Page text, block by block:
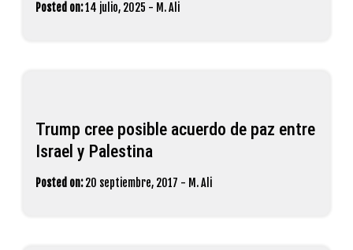
Posted on:14 julio, 2025 - M. Ali
Trump cree posible acuerdo de paz entre
Israel y Palestina
Posted on: 20 septiembre, 2017 - M. Ali